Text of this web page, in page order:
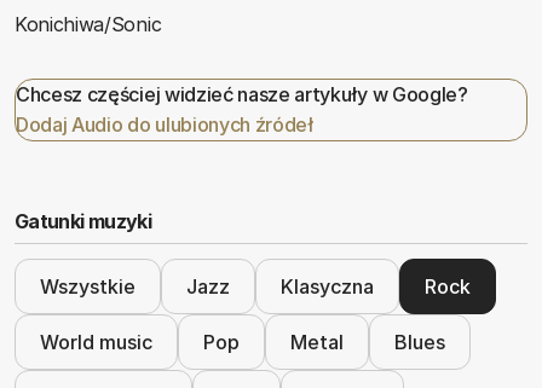
Konichiwa/Sonic
Chcesz częściej widzieć nasze artykuły w Google?
Dodaj Audio do ulubionych źródeł
Gatunki muzyki
Wszystkie Jazz Klasyczna Rock
World music Pop Metal Blues